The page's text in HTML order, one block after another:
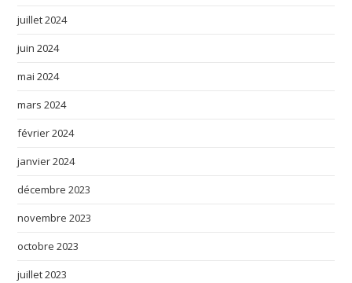
juillet 2024
juin 2024
mai 2024
mars 2024
février 2024
janvier 2024
décembre 2023
novembre 2023
octobre 2023
juillet 2023